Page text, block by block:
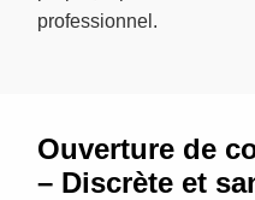
professionnel.
Ouverture de
– Discrète et